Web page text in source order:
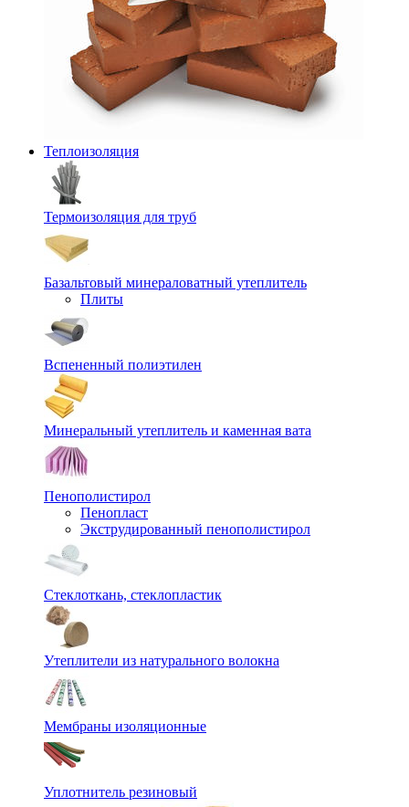
Теплоизоляция
Термоизоляция для труб
Базальтовый минераловатный утеплитель
Плиты
Вспененный полиэтилен
Минеральный утеплитель и каменная вата
Пенополистирол
Пенопласт
Экструдированный пенополистирол
Стеклоткань, стеклопластик
Утеплители из натурального волокна
Мембраны изоляционные
Уплотнитель резиновый